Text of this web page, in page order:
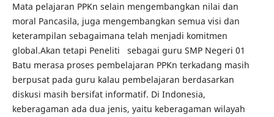
Mata pelajaran PPKn selain mengembangkan nilai dan
moral Pancasila, juga mengembangkan semua visi dan
keterampilan sebagaimana telah menjadi komitmen
global.Akan tetapi Peneliti sebagai guru SMP Negeri 01
Batu merasa proses pembelajaran PPKn terkadang masih
berpusat pada guru kalau pembelajaran berdasarkan
diskusi masih bersifat informatif. Di Indonesia,
keberagaman ada dua jenis, yaitu keberagaman wilayah